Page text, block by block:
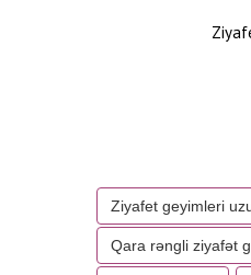
Ziyafet geyimleri
Qara rəngli ziyafət